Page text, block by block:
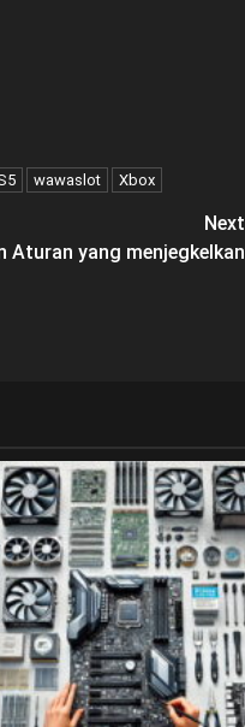
wawaslot Xbox
Next
Aturan yang menjegkelkan